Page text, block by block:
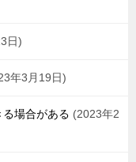
日
年3月19日
場合がある
2023年2